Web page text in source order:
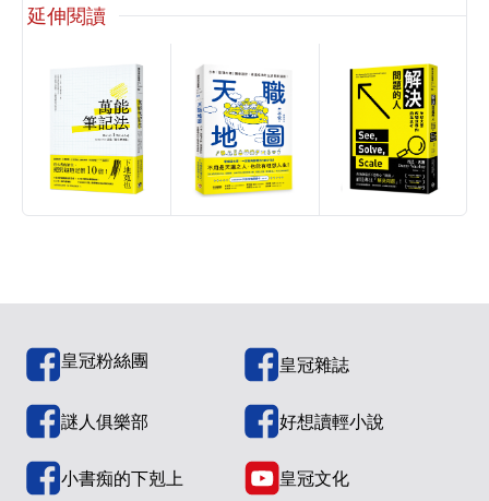
延伸閱讀
皇冠粉絲團 皇冠雜誌
謎人俱樂部 好想讀輕小說
小書痴的下剋上 皇冠文化